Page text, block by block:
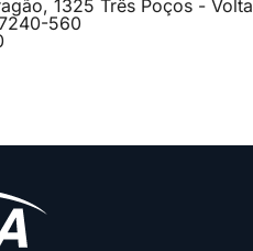
1325 Três Poços - Volta
560